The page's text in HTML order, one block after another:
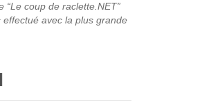
coup de raclette.NET”
avec la plus grande